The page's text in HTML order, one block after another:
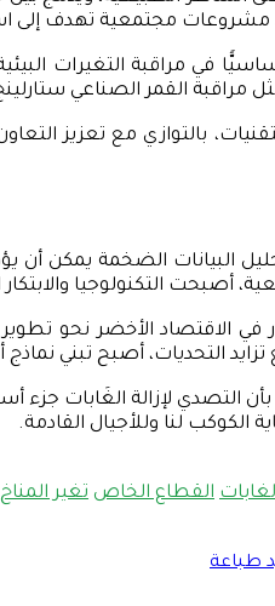
مجتمعية تهدف إلى
بالتوازي مع تعزيز
البيانات الضخمة يمكن أن
أصبحت التكنولوجيا
في الاقتصاد الأخضر نحو
التحديات، أصبح تبني
بأن التصدي لإزالة الغَابات
الكوكب لنا وللأجيال القادمة.
القطاع الخاص تغير المناخ
طباعة